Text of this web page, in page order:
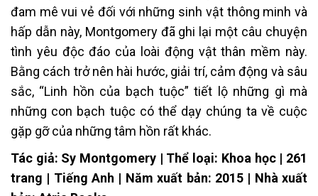
đam mê vui vẻ đối với những sinh vật thông minh và
hấp dẫn này, Montgomery đã ghi lại một câu chuyện
tình yêu độc đáo của loài động vật thân mềm này.
Bằng cách trở nên hài hước, giải trí, cảm động và sâu
sắc, “Linh hồn của bạch tuộc” tiết lộ những gì mà
những con bạch tuộc có thể dạy chúng ta về cuộc
gặp gỡ của những tâm hồn rất khác.
Tác giả: Sy Montgomery | Thể loại: Khoa học | 261
trang | Tiếng Anh | Năm xuất bản: 2015 | Nhà xuất